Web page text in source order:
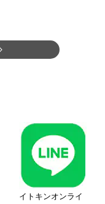
イトキンオンライ